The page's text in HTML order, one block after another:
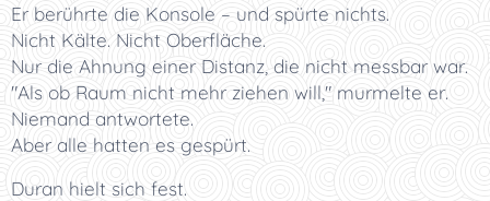
Er berührte die Konsole – und spürte nichts.
Nicht Kälte. Nicht Oberfläche.
Nur die Ahnung einer Distanz, die nicht messbar war.
"Als ob Raum nicht mehr ziehen will," murmelte er.
Niemand antwortete.
Aber alle hatten es gespürt.
Duran hielt sich fest.